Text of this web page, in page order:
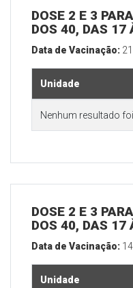
DOSE 2 E 3
DOS 40, DAS 17
Data de Vacinação:
Unidade
Nenhum resultado
DOSE 2 E 3
DOS 40, DAS 17
Data de Vacinação:
Unidade